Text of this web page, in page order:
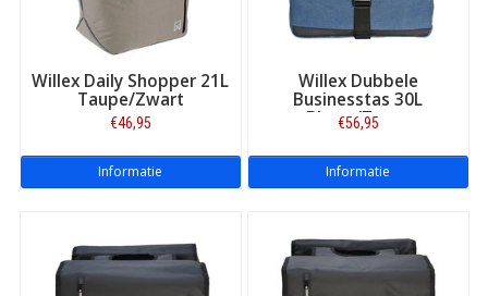
Willex Daily Shopper 21L
Taupe/Zwart
€46,95
Informatie
Willex Dubbele
Businesstas 30L
Blauw/Zwart
€56,95
Informatie